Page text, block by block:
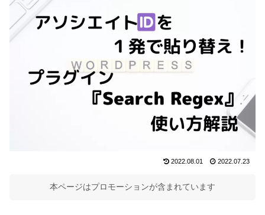
2022.08.01 2022.07.23
本ページはプロモーションが含まれています